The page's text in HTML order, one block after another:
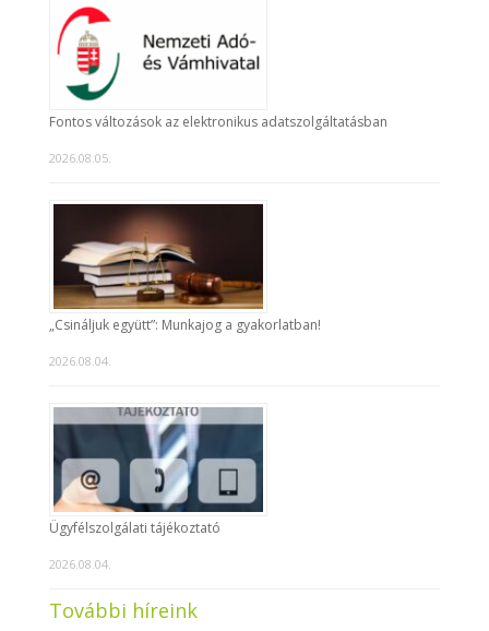
Fontos változások az elektronikus adatszolgáltatásban
2026.08.05.
„Csináljuk együtt”: Munkajog a gyakorlatban!
2026.08.04.
Ügyfélszolgálati tájékoztató
2026.08.04.
További híreink